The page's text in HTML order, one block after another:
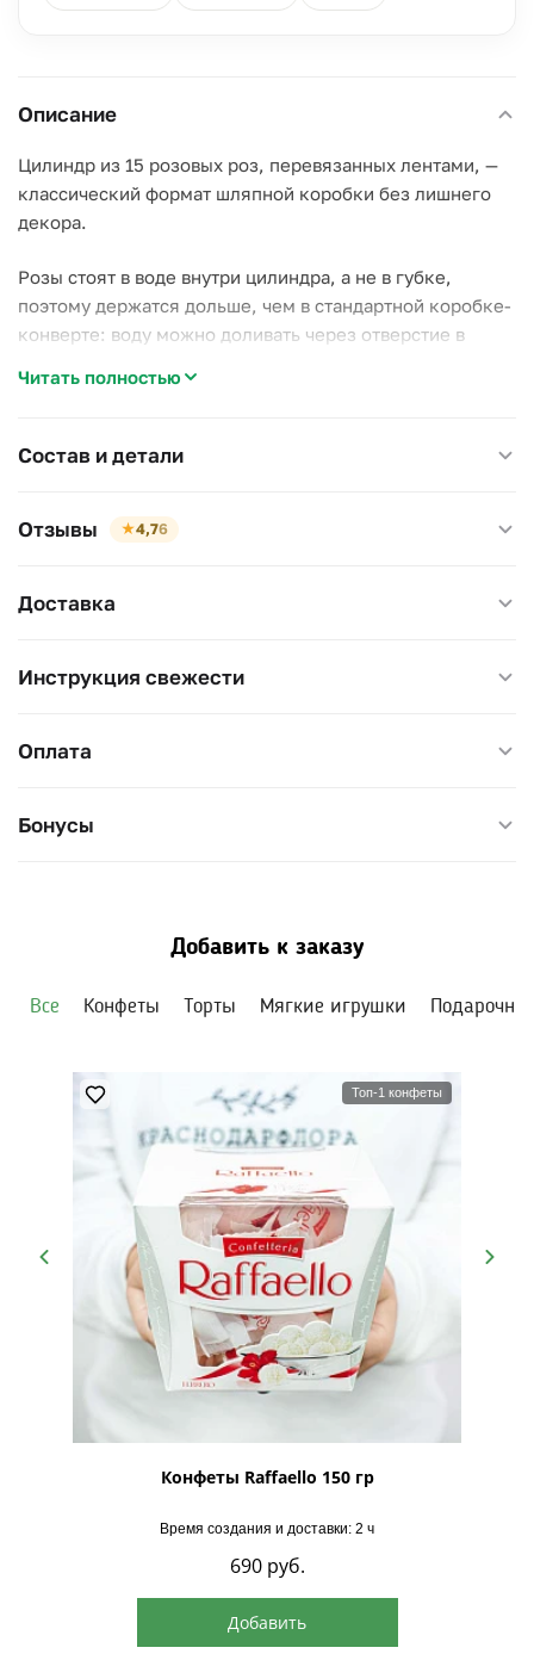
Описание
Цилиндр из 15 розовых роз, перевязанных лентами, —
классический формат шляпной коробки без лишнего
декора.
Розы стоят в воде внутри цилиндра, а не в губке,
поэтому держатся дольше, чем в стандартной коробке-
конверте: воду можно доливать через отверстие в
– 15 роз одного оттенка
сухой губки;
поводу.
композиции — 24–26 см.
Читать полностью
Состав и детали
Отзывы ★4,76
Доставка
Инструкция свежести
Оплата
Бонусы
Добавить к заказу
Все Конфеты Торты Мягкие игрушки
Топ-1 конфеты
Конфеты Raffaello 150 гр
Время создания и доставки: 2 ч
690 руб.
Добавить